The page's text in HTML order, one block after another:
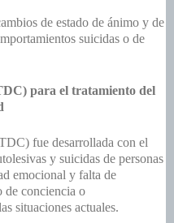
de estado de ánimo y de
suicidas o de
para el tratamiento del
fue desarrollada con el
y suicidas de personas
emocional y falta de
de conciencia o
situaciones actuales.